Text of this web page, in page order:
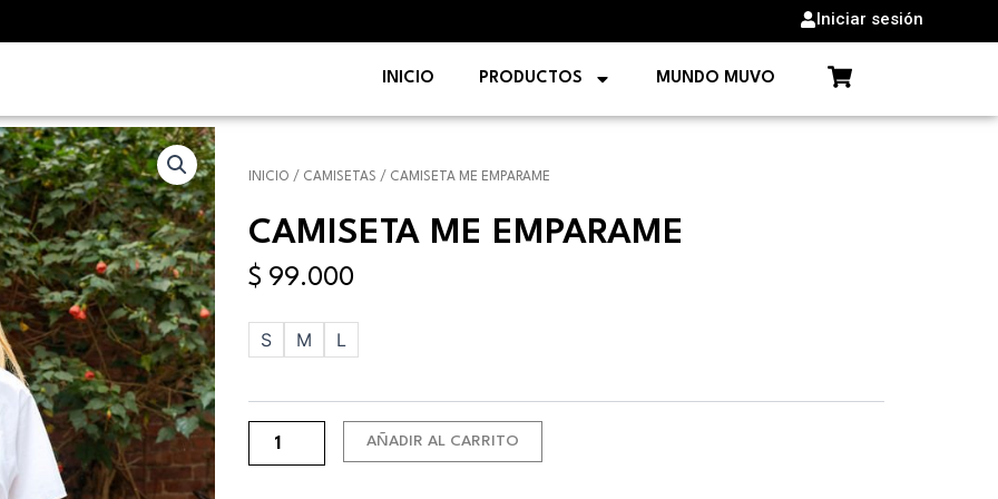
Iniciar sesión
INICIO PRODUCTOS MUNDO MUVO Cart
INICIO / CAMISETAS / CAMISETA ME EMPARAME
CAMISETA ME EMPARAME
$ 99.000
S M L
Camiseta
me
AÑADIR AL CARRITO